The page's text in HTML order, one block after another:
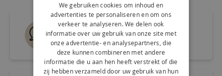
Live chat
Snel antwoord op je vraag
We gebruiken cookies om inhoud en
advertenties te personaliseren en om ons
verkeer te analyseren. We delen ook
informatie over uw gebruik van onze site met
onze advertentie- en analysepartners, die
deze kunnen combineren met andere
informatie die u aan hen heeft verstrekt of die
zij hebben verzameld door uw gebruik van hun